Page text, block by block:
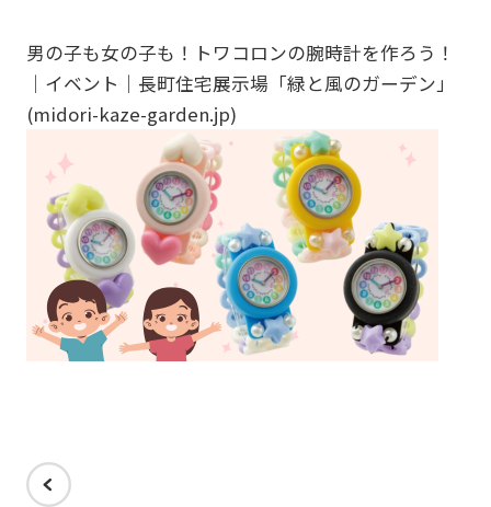
男の子も女の子も！トワコロンの腕時計を作ろう！
｜イベント｜長町住宅展示場「緑と風のガーデン」
(midori-kaze-garden.jp)